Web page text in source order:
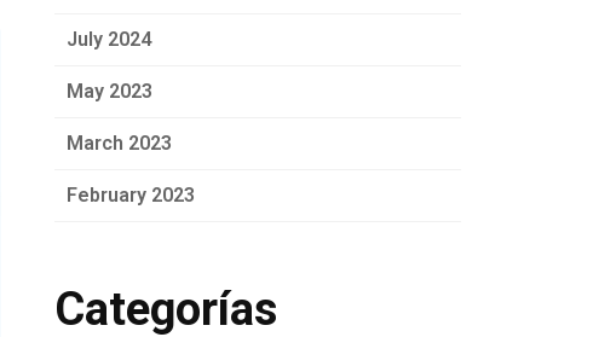
July 2024
May 2023
March 2023
February 2023
Categorías